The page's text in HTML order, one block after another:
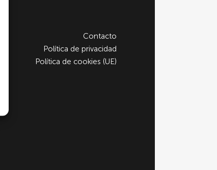
Contacto
Política de privacidad
Política de cookies (UE)